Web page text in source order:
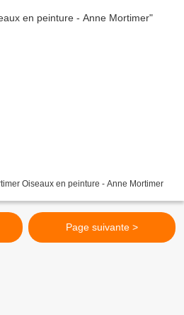
Oiseaux en peinture - Anne Mortimer
Page suivante >